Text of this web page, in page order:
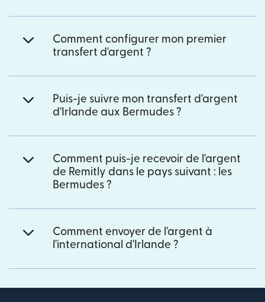
Comment configurer mon premier
transfert d'argent ?
Puis-je suivre mon transfert d'argent
d'Irlande aux Bermudes ?
Comment puis-je recevoir de l'argent
de Remitly dans le pays suivant : les
Bermudes ?
Comment envoyer de l'argent à
l'international d'Irlande ?